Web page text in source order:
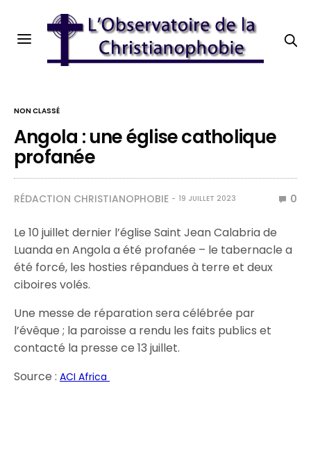
NON CLASSÉ
Angola : une église catholique
profanée
RÉDACTION CHRISTIANOPHOBIE 19 JUILLET 2023 0
Le 10 juillet dernier l’église Saint Jean Calabria de
Luanda en Angola a été profanée – le tabernacle a
été forcé, les hosties répandues à terre et deux
ciboires volés.
Une messe de réparation sera célébrée par
l’évêque ; la paroisse a rendu les faits publics et
contacté la presse ce 13 juillet.
Source :ACI Africa